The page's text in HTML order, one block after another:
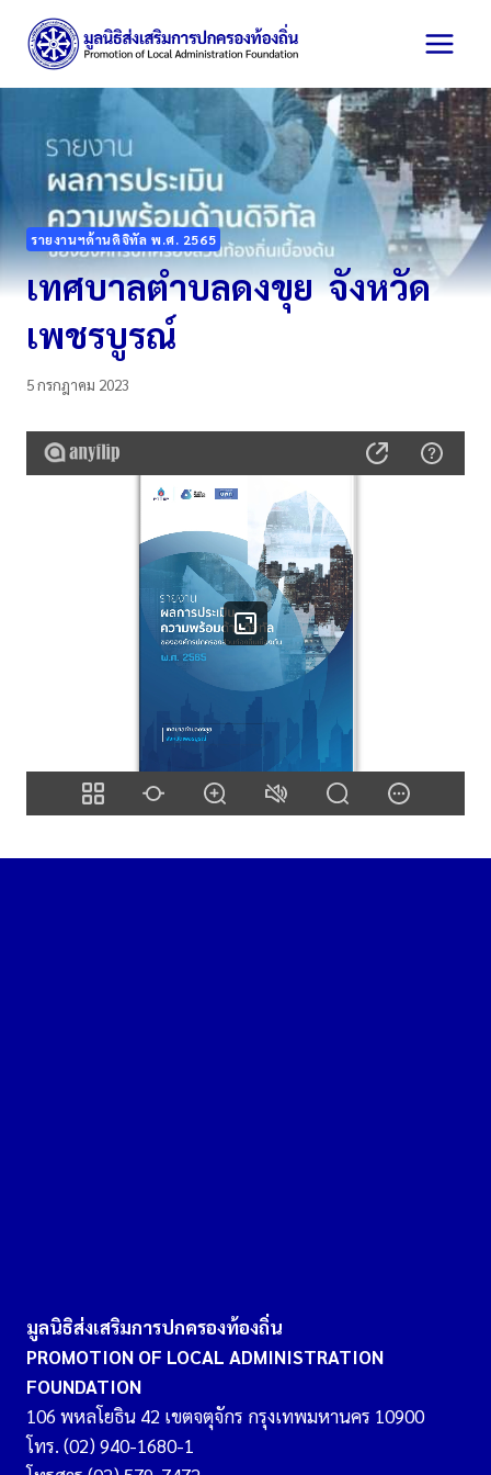
content
รายงานฯด้านดิจิทัล พ.ศ. 2565
เทศบาลตำบลดงขุย จังหวัด
เพชรบูรณ์
5 กรกฎาคม 2023
มูลนิธิส่งเสริมการปกครองท้องถิ่น
PROMOTION OF LOCAL ADMINISTRATION
FOUNDATION
106 พหลโยธิน 42 เขตจตุจักร กรุงเทพมหานคร 10900
โทร. (02) 940-1680-1